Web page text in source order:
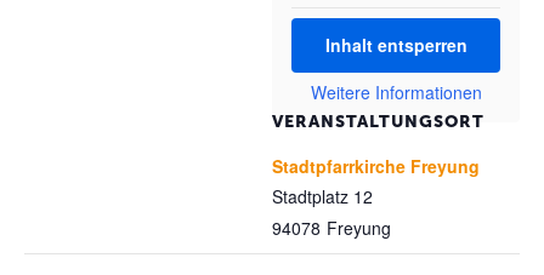
VERANSTALTUNGSORT
Stadtpfarrkirche Freyung
Stadtplatz 12
Freyung
94078
Inhalt entsperren
Weitere Informationen